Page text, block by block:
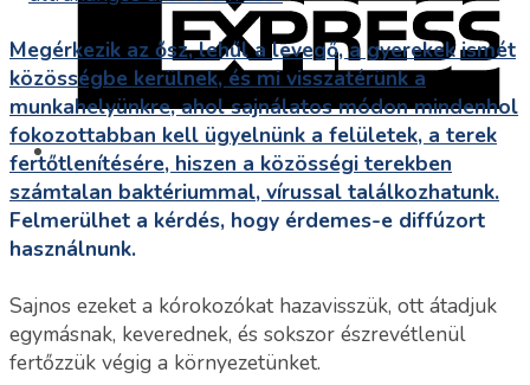
Megérkezik az ősz, lehűl a levegő, a gyerekek ismét
közösségbe kerülnek, és mi visszatérünk a
munkahelyünkre, ahol sajnálatos módon mindenhol
fokozottabban kell ügyelnünk a felületek, a terek
fertőtlenítésére, hiszen a közösségi terekben
számtalan baktériummal, vírussal találkozhatunk.
Felmerülhet a kérdés, hogy érdemes-e diffúzort
használnunk.
Sajnos ezeket a kórokozókat hazavisszük, ott átadjuk
egymásnak, keverednek, és sokszor észrevétlenül
fertőzzük végig a környezetünket.